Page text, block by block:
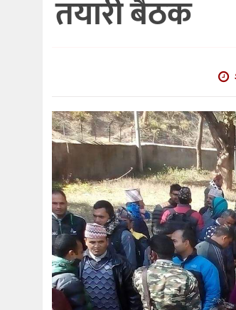
बाणिज्यतयारी बैठक